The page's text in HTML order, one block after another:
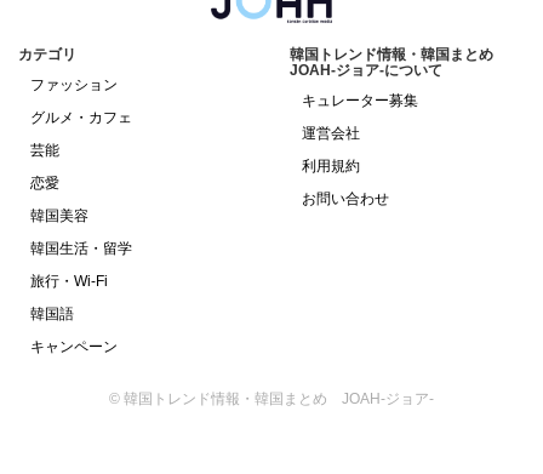
カテゴリ
ファッション
グルメ・カフェ
芸能
恋愛
韓国美容
韓国生活・留学
旅行・Wi-Fi
韓国語
キャンペーン
韓国トレンド情報・韓国まとめ
JOAH-ジョア-について
キュレーター募集
運営会社
利用規約
お問い合わせ
© 韓国トレンド情報・韓国まとめ JOAH-ジョア-